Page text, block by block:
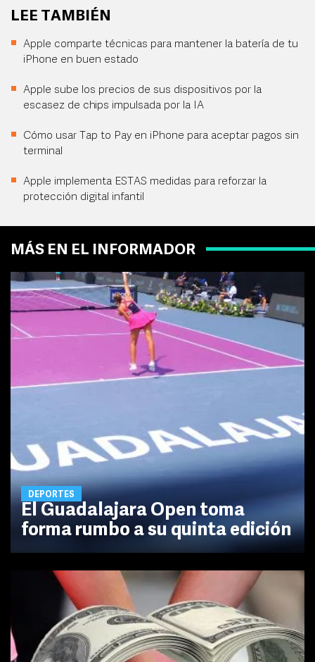
LEE TAMBIÉN
Apple comparte técnicas para mantener la batería de tu
iPhone en buen estado
Apple sube los precios de sus dispositivos por la
escasez de chips impulsada por la IA
Cómo usar Tap to Pay en iPhone para aceptar pagos sin
terminal
Apple implementa ESTAS medidas para reforzar la
protección digital infantil
MÁS EN EL INFORMADOR
DEPORTES
El Guadalajara Open toma
forma rumbo a su quinta edición